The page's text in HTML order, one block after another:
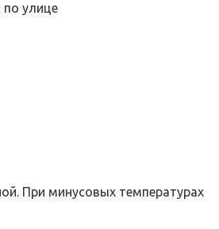
улице
При минусовых температурах